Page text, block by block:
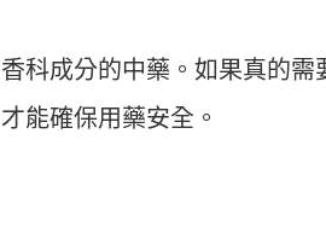
科成分的中藥。如果真的需
能確保用藥安全。